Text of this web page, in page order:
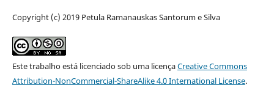
Copyright (c) 2019 Petula Ramanauskas Santorum e Silva
Este trabalho está licenciado sob uma licençaCreative Commons
Attribution-NonCommercial-ShareAlike 4.0 International License.